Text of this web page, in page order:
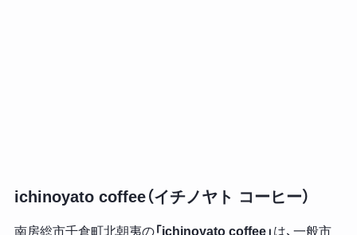
ichinoyato coffee（イチノヤト コーヒー）
南房総市千倉町北朝夷の「ichinoyato coffee」 は、一般市